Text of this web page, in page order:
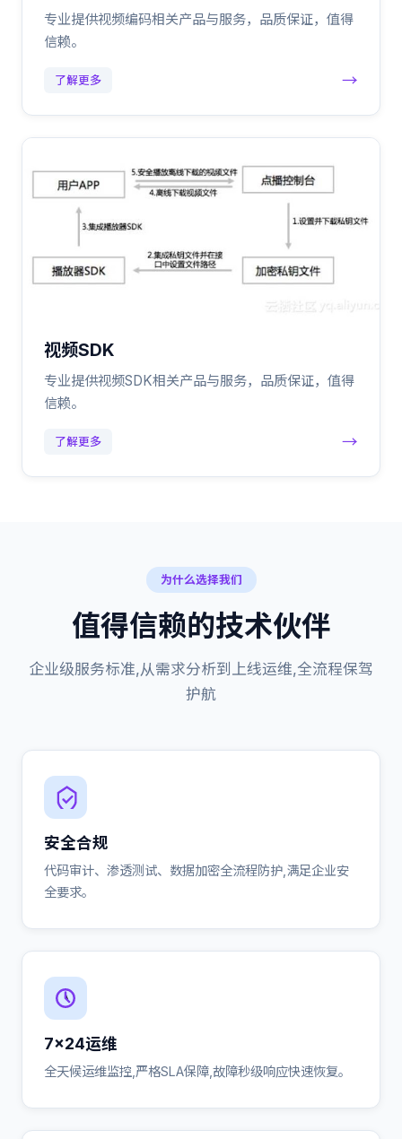
专业提供视频编码相关产品与服务，品质保证，值得
信赖。
了解更多 →
视频SDK
专业提供视频SDK相关产品与服务，品质保证，值得
信赖。
了解更多 →
为什么选择我们
值得信赖的技术伙伴
企业级服务标准,从需求分析到上线运维,全流程保驾
护航
安全合规
代码审计、渗透测试、数据加密全流程防护,满足企业安
全要求。
7×24运维
全天候运维监控,严格SLA保障,故障秒级响应快速恢复。